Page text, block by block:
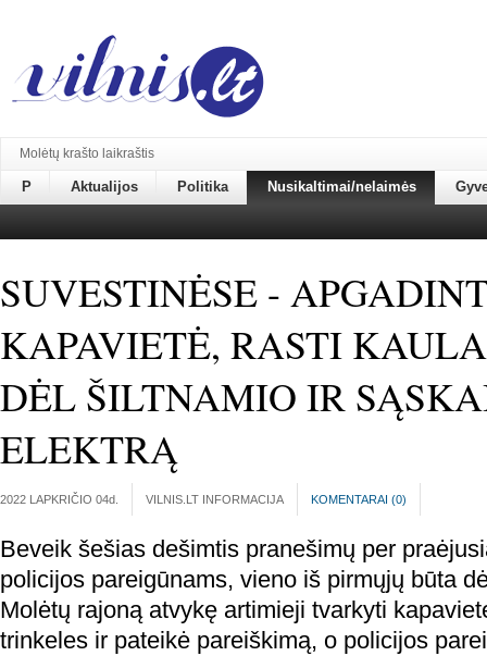
Molėtų krašto laikraštis
P Aktualijos Politika Nusikaltimai/nelaimės
SUVESTINĖSE -
KAPAVIETĖ, RASTI
DĖL ŠILTNAMIO IR
ELEKTRĄ
2022 LAPKRIČIO 04d. VILNIS.LT INFORMACIJA KOMENTARAI (0)
Beveik šešias dešimtis pranešimų per
policijos pareigūnams, vieno iš pirmųjų būta
Molėtų rajoną atvykę artimieji tvarkyti
trinkeles ir pateikė pareiškimą, o policijos